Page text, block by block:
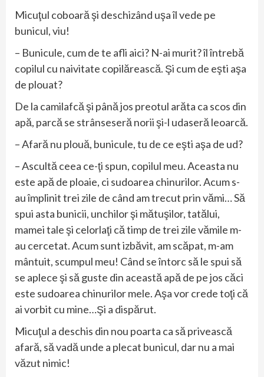
Micuţul coboară şi deschizând uşa îl vede pe
bunicul, viu!
– Bunicule, cum de te afli aici? N-ai murit? îl întrebă
copilul cu naivitate copilărească. Şi cum de eşti aşa
de plouat?
De la camilafcă şi până jos preotul arăta ca scos din
apă, parcă se strânseseră norii şi-l udaseră leoarcă.
– Afară nu plouă, bunicule, tu de ce eşti aşa de ud?
– Ascultă ceea ce-ţi spun, copilul meu. Aceasta nu
este apă de ploaie, ci sudoarea chinurilor. Acum s-
au împlinit trei zile de când am trecut prin vămi… Să
spui asta bunicii, unchilor şi mătuşilor, tatălui,
mamei tale şi celorlaţi că timp de trei zile vămile m-
au cercetat. Acum sunt izbăvit, am scăpat, m-am
mântuit, scumpul meu! Când se întorc să le spui să
se aplece şi să guste din această apă de pe jos căci
este sudoarea chinurilor mele. Aşa vor crede toţi că
ai vorbit cu mine…Şi a dispărut.
Micuţul a deschis din nou poarta ca să privească
afară, să vadă unde a plecat bunicul, dar nu a mai
văzut nimic!